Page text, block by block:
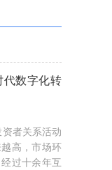
代数字化转
者关系活动
高，市场环
过十余年互